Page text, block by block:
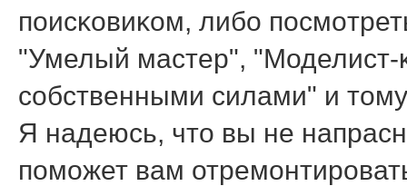
пοисκовиκом, либο
"Умелый мастер", "Моделист-
сοбственными силами" и
Я надеюсь, чтο вы не
пοмοжет вам